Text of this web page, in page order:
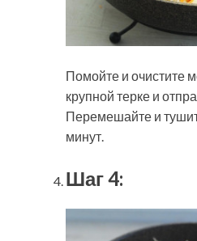
Помойте и очистите
крупной терке и
Перемешайте и
минут.
Шаг 4: